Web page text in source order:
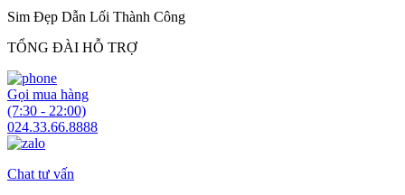
Sim Đẹp Dẫn Lối Thành Công
TỔNG ĐÀI HỖ TRỢ
Gọi mua hàng
(7:30 - 22:00)
024.33.66.8888
Chat tư vấn